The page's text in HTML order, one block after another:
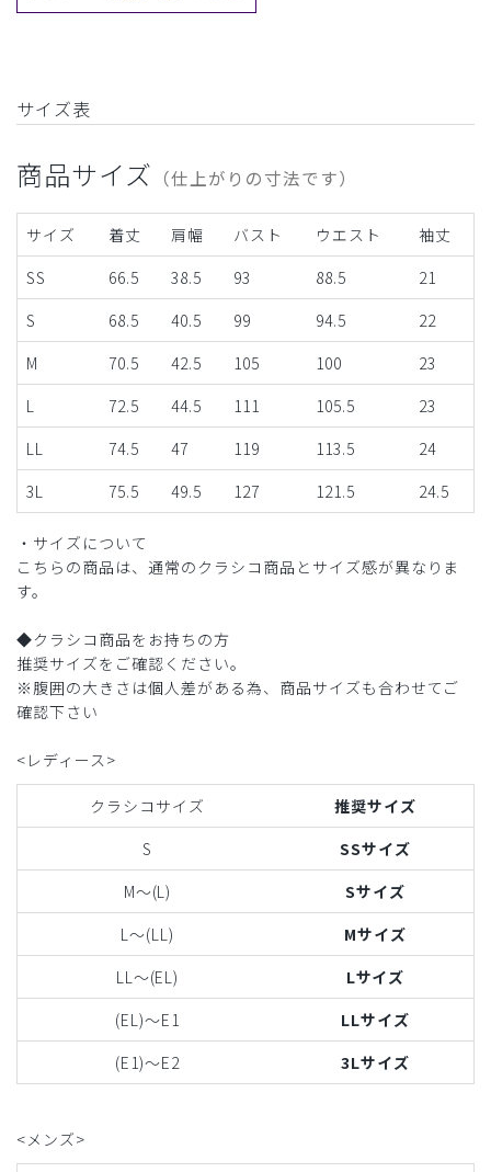
サイズ表
商品サイズ （仕上がりの寸法です）
サイズ 着丈 肩幅 バスト ウエスト
袖丈
SS
66.5 38.5 93 88.5
21
S
68.5 40.5 99 94.5
22
M
70.5 42.5 105 100
23
L
72.5 44.5 111 105.5
23
LL
74.5 47 119 113.5
24
3L
75.5 49.5 127 121.5 24.5
・サイズについて
こちらの商品は、通常のクラシコ商品とサイズ感が異なりま
す。
◆クラシコ商品をお持ちの方
推奨サイズをご確認ください。
※腹囲の大きさは個人差がある為、商品サイズも合わせてご
確認下さい
<レディース>
クラシコサイズ
推奨サイズ
S
SSサイズ
M〜(L)
Sサイズ
L〜(LL)
Mサイズ
LL〜(EL)
Lサイズ
(EL)〜E1
LLサイズ
(E1)〜E2
3Lサイズ
<メンズ>